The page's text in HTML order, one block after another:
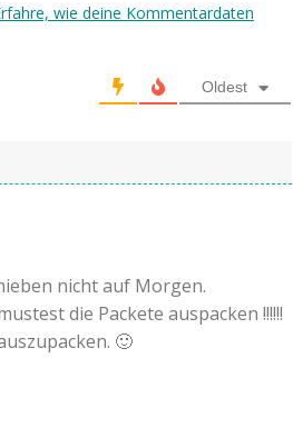
wie deine Kommentardaten
Oldest
nicht auf Morgen.
die Packete auspacken !!!!!!
🙂